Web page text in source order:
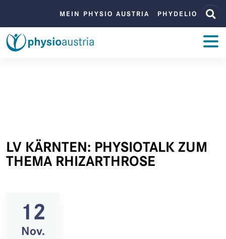
Zum Inhalt
Zur Navigation
MEIN PHYSIO AUSTRIA
PHYDELIO
ZUM INHALT
LV KÄRNTEN: PHYSIOTALK ZUM
THEMA RHIZARTHROSE
12
Nov.